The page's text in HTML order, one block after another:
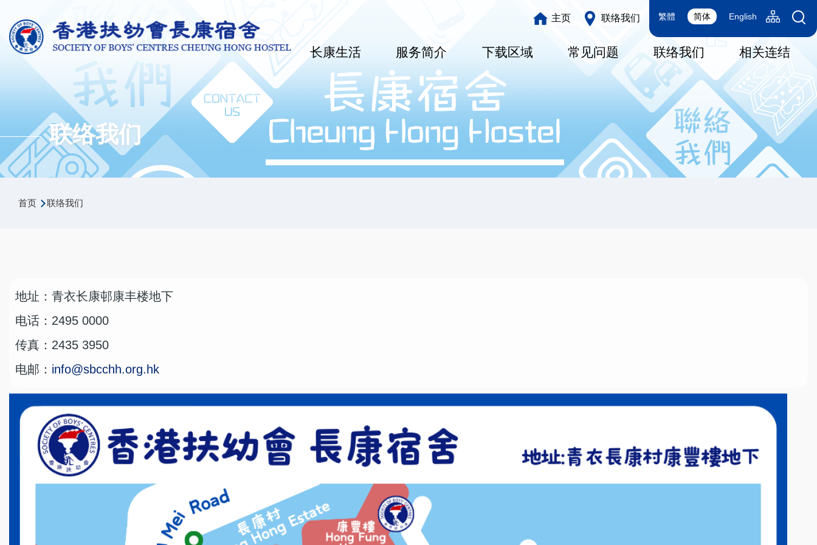
主页 联络我们
Language
switcher
繁體 简体 English
航长康生活 服务简介 下载区域 常见问题 联络我们 相关连结
联络我们
包
首页 联络我们
地址：青衣长康邨康丰楼地下
电话：2495 0000
传真：2435 3950
电邮： info@sbcchh.org.hk